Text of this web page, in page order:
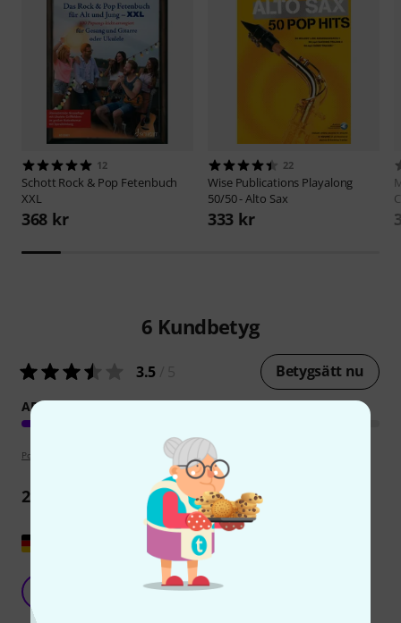
12
Schott Rock & Pop Fetenbuch
XXL
368 kr
22
Wise Publications Playalong
50/50 - Alto Sax
333 kr
6 Kundbetyg
3.5 Betygsätt nu
ARRANGEMANG
Poängpolicy
2Recensioner
Att komma igång med att improvisera